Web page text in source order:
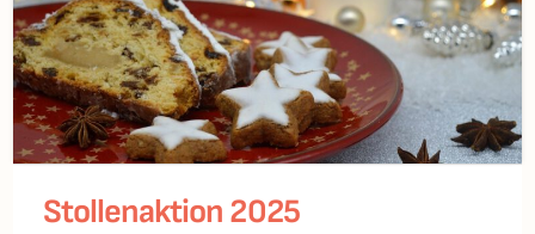
Stollenaktion 2025